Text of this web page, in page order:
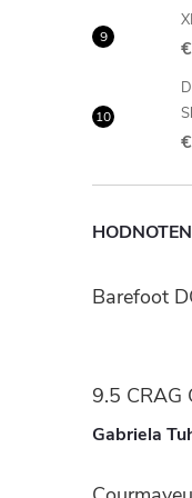
Barefoot
9.5 CRAG
Gabriela